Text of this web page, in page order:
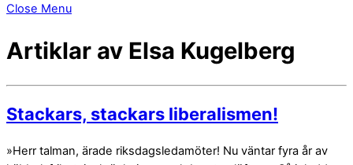
Close Menu
Artiklar av Elsa Kugelberg
Stackars, stackars liberalismen!
»Herr talman, ärade riksdagsledamöter! Nu väntar fyra år av